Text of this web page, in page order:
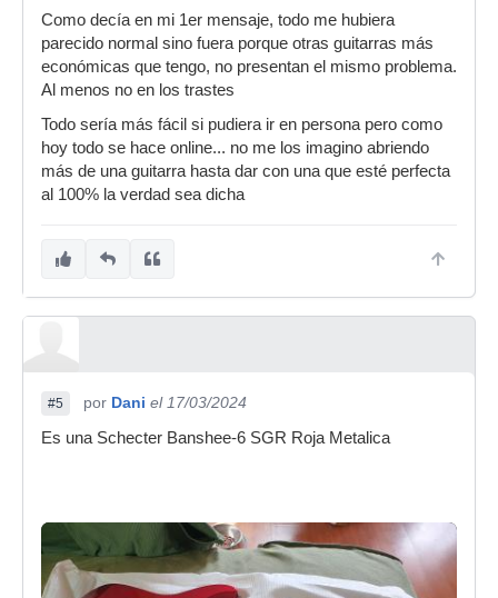
Como decía en mi 1er mensaje, todo me hubiera
parecido normal sino fuera porque otras guitarras más
económicas que tengo, no presentan el mismo problema.
Al menos no en los trastes
Todo sería más fácil si pudiera ir en persona pero como
hoy todo se hace online... no me los imagino abriendo
más de una guitarra hasta dar con una que esté perfecta
al 100% la verdad sea dicha
#5 por Dani el 17/03/2024
Es una Schecter Banshee-6 SGR Roja Metalica